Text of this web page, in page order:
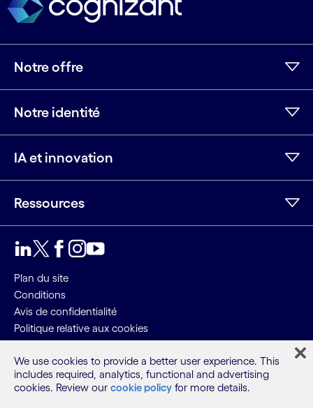
Notre offre
Notre identité
IA et innovation
Ressources
Plan du site
Conditions
Avis de confidentialité
Politique relative aux cookies
©2026 Cognizant, tous droits réservés
We use cookies to provide a better user experience. This
includes required, analytics, functional and advertising
cookies. Review our cookie policy for more details.